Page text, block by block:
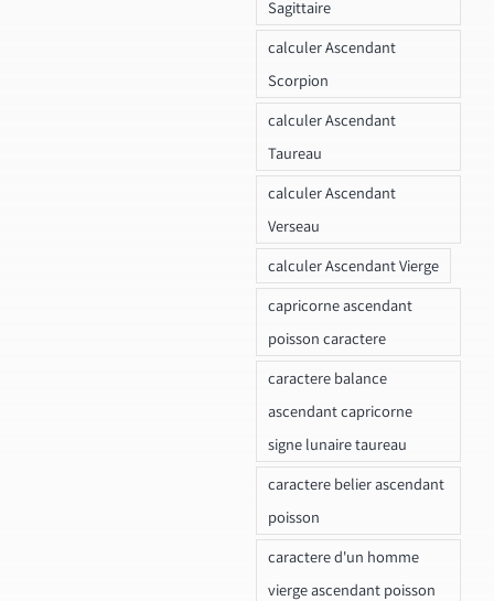
Sagittaire
calculer Ascendant
Scorpion
calculer Ascendant
Taureau
calculer Ascendant
Verseau
calculer Ascendant Vierge
capricorne ascendant
poisson caractere
caractere balance
ascendant capricorne
signe lunaire taureau
caractere belier ascendant
poisson
caractere d'un homme
vierge ascendant poisson